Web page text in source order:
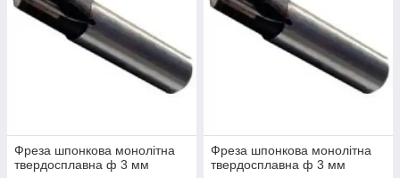
Фреза шпонкова монолітна
твердосплавна ф 3 мм
Фреза шпонкова монолітна
твердосплавна ф 3 мм